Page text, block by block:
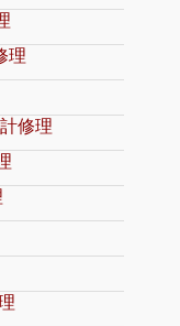
理
修理